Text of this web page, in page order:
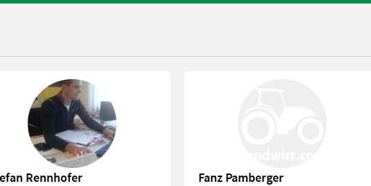
Rennhofer
Fanz Pamberger